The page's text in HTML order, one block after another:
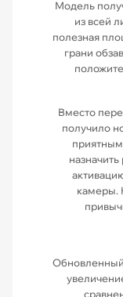
Модель
из всей
полезная
грани
Вместо
получило
камеры.
Обновленный